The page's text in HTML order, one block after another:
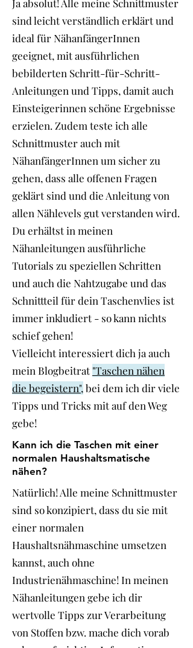
Ja absolut! Alle meine Schnittmuster
sind leicht verständlich erklärt und
ideal für NähanfängerInnen
geeignet, mit ausführlichen
bebilderten Schritt-für-Schritt-
Anleitungen und Tipps, damit auch
Einsteigerinnen schöne Ergebnisse
erzielen. Zudem teste ich alle
Schnittmuster auch mit
NähanfängerInnen um sicher zu
gehen, dass alle offenen Fragen
geklärt sind und die Anleitung von
allen Nählevels gut verstanden wird.
Du erhältst in meinen
Nähanleitungen ausführliche
Tutorials zu speziellen Schritten
und auch die Nahtzugabe und das
Schnittteil für dein Taschenvlies ist
immer inkludiert - so kann nichts
schief gehen!
Vielleicht interessiert dich ja auch
mein Blogbeitrat "Taschen nähen
die begeistern", bei dem ich dir viele
Tipps und Tricks mit auf den Weg
gebe!
Kann ich die Taschen mit einer
normalen Haushaltsmatische
nähen?
Natürlich! Alle meine Schnittmuster
sind so konzipiert, dass du sie mit
einer normalen
Haushaltsnähmaschine umsetzen
kannst, auch ohne
Industrienähmaschine! In meinen
Nähanleitungen gebe ich dir
wertvolle Tipps zur Verarbeitung
von Stoffen bzw. mache dich vorab